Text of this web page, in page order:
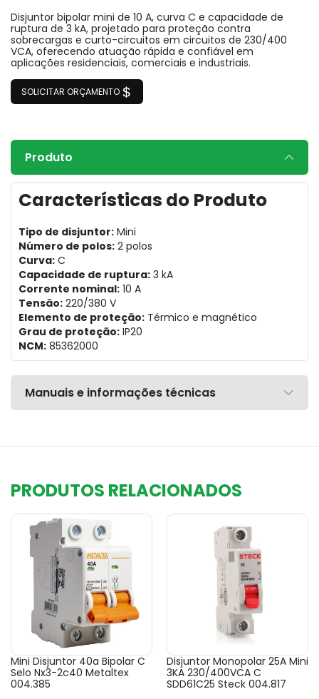
Disjuntor bipolar mini de 10 A, curva C e capacidade de
ruptura de 3 kA, projetado para proteção contra
sobrecargas e curto-circuitos em circuitos de 230/400
VCA, oferecendo atuação rápida e confiável em
aplicações residenciais, comerciais e industriais.
SOLICITAR ORÇAMENTO
Produto
Características do Produto
Tipo de disjuntor: Mini
Número de polos: 2 polos
Curva: C
Capacidade de ruptura: 3 kA
Corrente nominal: 10 A
Tensão: 220/380 V
Elemento de proteção: Térmico e magnético
Grau de proteção: IP20
NCM: 85362000
Manuais e informações técnicas
PRODUTOS RELACIONADOS
Mini Disjuntor 40a Bipolar C
Selo Nx3-2c40 Metaltex
004.385
Disjuntor Monopolar 25A Mini
3KA 230/400VCA C
SDD61C25 Steck 004.817